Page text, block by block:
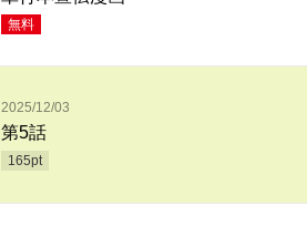
無料
2025/12/03
第5話
165pt